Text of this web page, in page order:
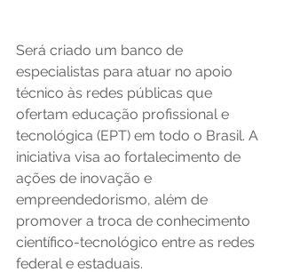
Será criado um banco de
especialistas para atuar no apoio
técnico às redes públicas que
ofertam educação profissional e
tecnológica (EPT) em todo o Brasil. A
iniciativa visa ao fortalecimento de
ações de inovação e
empreendedorismo, além de
promover a troca de conhecimento
científico-tecnológico entre as redes
federal e estaduais.